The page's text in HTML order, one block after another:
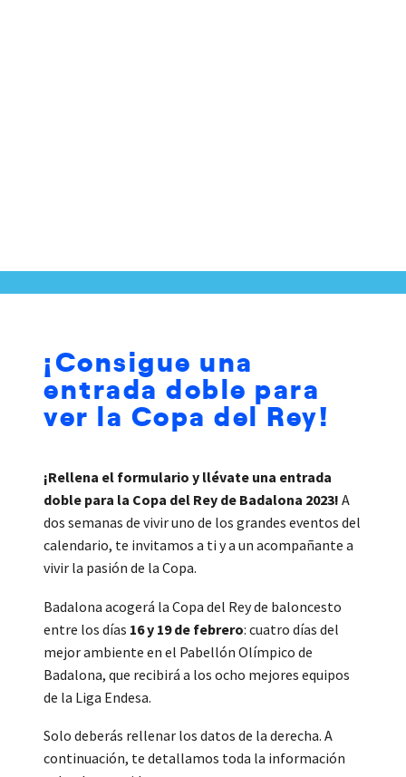
¡Consigue una
entrada doble para
ver la Copa del Rey!
¡Rellena el formulario y llévate una entrada
doble para la Copa del Rey de Badalona 2023! A
dos semanas de vivir uno de los grandes eventos del
calendario, te invitamos a ti y a un acompañante a
vivir la pasión de la Copa.
Badalona acogerá la Copa del Rey de baloncesto
entre los días 16 y 19 de febrero: cuatro días del
mejor ambiente en el Pabellón Olímpico de
Badalona, que recibirá a los ocho mejores equipos
de la Liga Endesa.
Solo deberás rellenar los datos de la derecha. A
continuación, te detallamos toda la información